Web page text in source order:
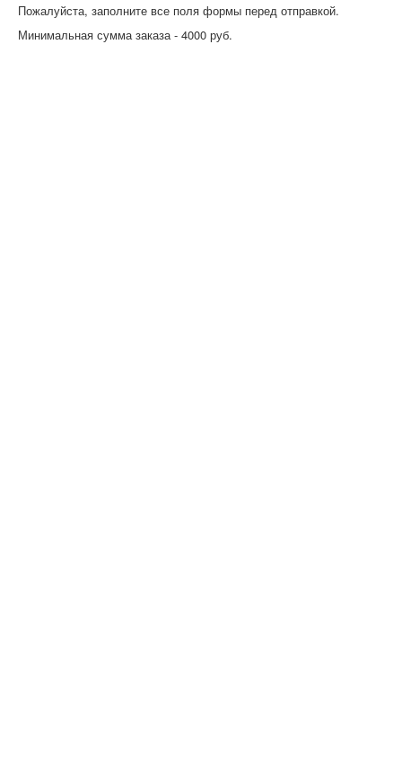
Пожалуйста, заполните все поля формы перед отправкой.
Минимальная сумма заказа - 4000 руб.